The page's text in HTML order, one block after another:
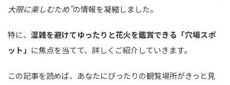
大限に楽しむため"の情報を凝縮しました。
特に、 混雑を避けてゆったりと花火を鑑賞できる「穴場スポ
ット」 に焦点を当てて、詳しくご紹介していきます。
この記事を読めば、あなたにぴったりの観覧場所がきっと見